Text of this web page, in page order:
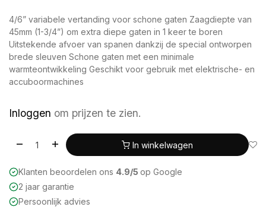
4/6” variabele vertanding voor schone gaten Zaagdiepte van
45mm (1-3/4”) om extra diepe gaten in 1 keer te boren
Uitstekende afvoer van spanen dankzij de special ontworpen
brede sleuven Schone gaten met een minimale
warmteontwikkeling Geschikt voor gebruik met elektrische- en
accuboormachines
Inloggen om prijzen te zien.
In winkelwagen
Klanten beoordelen ons 4.9/5 op Google
2 jaar garantie
Persoonlijk advies